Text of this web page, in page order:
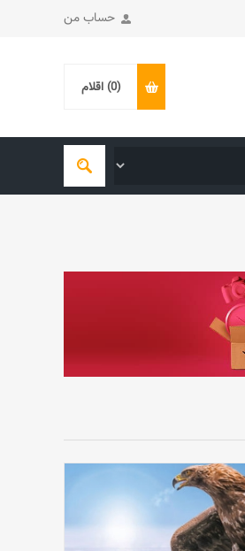
حساب من
(0) اقلام